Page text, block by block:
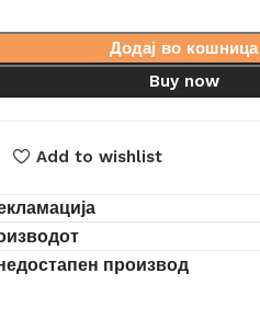
Додај во кошница
Buy now
Add to wishlist
производ